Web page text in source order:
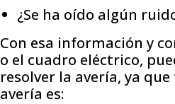
¿Se ha oído algún
Con esa información y
o el cuadro eléctrico,
resolver la avería, ya
avería es: